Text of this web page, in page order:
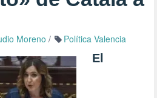
Moreno / Política Valencia
El